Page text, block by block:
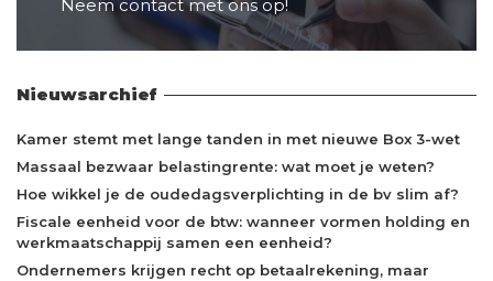
Neem contact met ons op!
Nieuwsarchief
Kamer stemt met lange tanden in met nieuwe Box 3-wet
Massaal bezwaar belastingrente: wat moet je weten?
Hoe wikkel je de oudedagsverplichting in de bv slim af?
Fiscale eenheid voor de btw: wanneer vormen holding en
werkmaatschappij samen een eenheid?
Ondernemers krijgen recht op betaalrekening, maar